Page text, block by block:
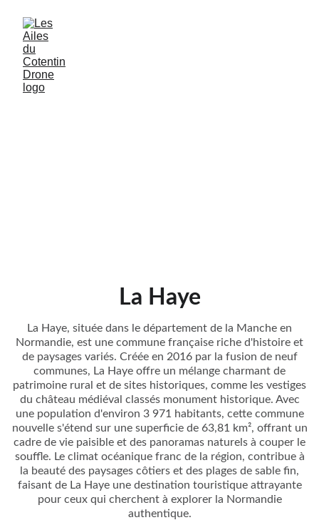
La Haye
La Haye, située dans le département de la Manche en
Normandie, est une commune française riche d'histoire et
de paysages variés. Créée en 2016 par la fusion de neuf
communes, La Haye offre un mélange charmant de
patrimoine rural et de sites historiques, comme les vestiges
du château médiéval classés monument historique. Avec
une population d'environ 3 971 habitants, cette commune
nouvelle s'étend sur une superficie de 63,81 km², offrant un
cadre de vie paisible et des panoramas naturels à couper le
souffle. Le climat océanique franc de la région, contribue à
la beauté des paysages côtiers et des plages de sable fin,
faisant de La Haye une destination touristique attrayante
pour ceux qui cherchent à explorer la Normandie
authentique.